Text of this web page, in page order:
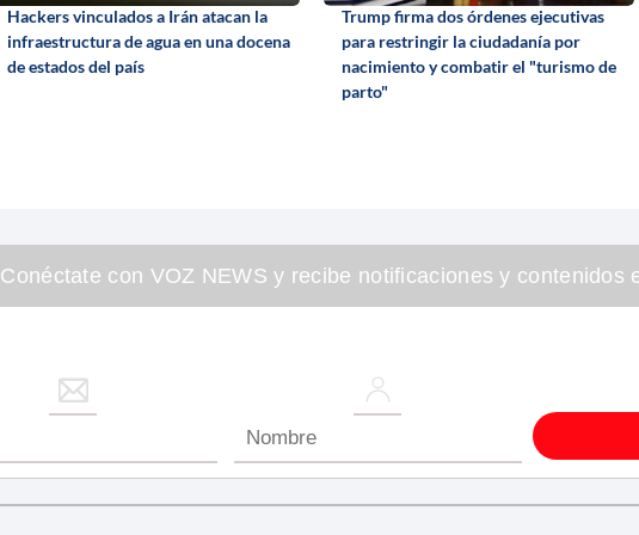
Hackers vinculados a Irán atacan la
infraestructura de agua en una docena
de estados del país
Trump firma dos órdenes ejecutivas
para restringir la ciudadanía por
nacimiento y combatir el "turismo de
parto"
Conéctate con VOZ NEWS y recibe notificaciones y contenidos